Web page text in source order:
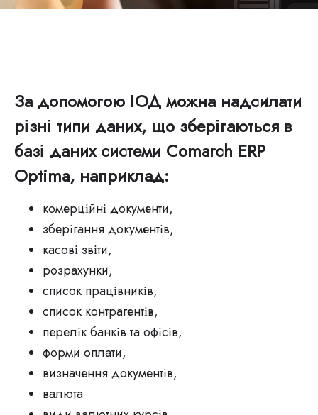
За допомогою ІОД можна надсилати
різні типи даних, що зберігаються в
базі даних системи Comarch ERP
Optima, наприклад:
комерційні документи,
зберігання документів,
касові звіти,
розрахунки,
список працівників,
список контрагентів,
перелік банків та офісів,
форми оплати,
визначення документів,
валюта